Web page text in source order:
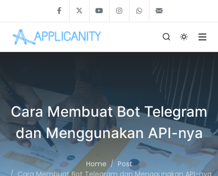
Cara Membuat Bot Telegram
dan Menggunakan API-nya
Home
Post
Cara Membuat Bot Telegram dan Menggunakan API-nya